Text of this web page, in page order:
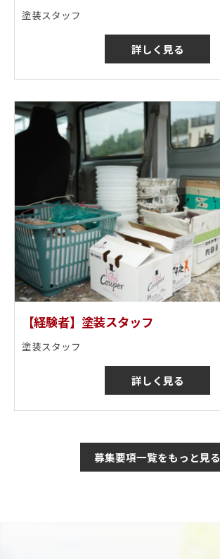
塗装スタッフ
詳しく見る
【経験者】塗装スタッフ
塗装スタッフ
詳しく見る
募集要項一覧をもっと見る